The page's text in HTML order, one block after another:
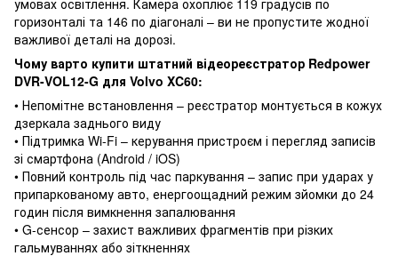
горизонталі та 146 по діагоналі – ви не пропустите жодної
важливої деталі на дорозі.
Чому варто купити штатний відеореєстратор Redpower
DVR-VOL12-G для Volvo XC60:
• Непомітне встановлення – реєстратор монтується в кожух
дзеркала заднього виду
• Підтримка Wi-Fi – керування пристроєм і перегляд записів
зі смартфона (Android / iOS)
• Повний контроль під час паркування – запис при ударах у
припаркованому авто, енергоощадний режим зйомки до 24
годин після вимкнення запалювання
• G-сенсор – захист важливих фрагментів при різких
гальмуваннях або зіткненнях